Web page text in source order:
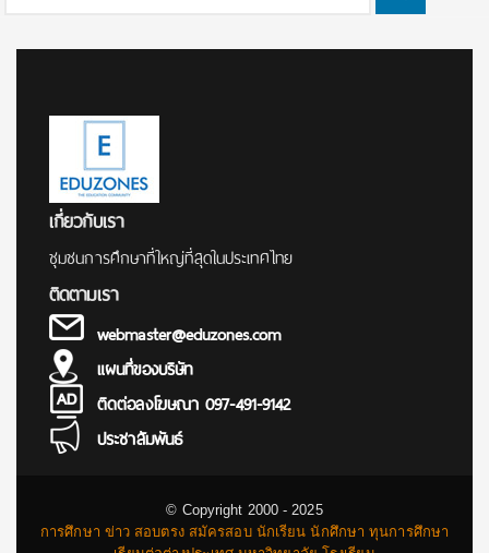
เกี่ยวกับเรา
ชุมชนการศึกษาที่ใหญ่ที่สุดในประเทศไทย
ติดตามเรา
webmaster@eduzones.com
แผนที่ของบริษัท
ติดต่อลงโฆษณา 097-491-9142
ประชาสัมพันธ์
© Copyright 2000 - 2025
การศึกษา ข่าว สอบตรง สมัครสอบ นักเรียน นักศึกษา ทุนการศึกษา